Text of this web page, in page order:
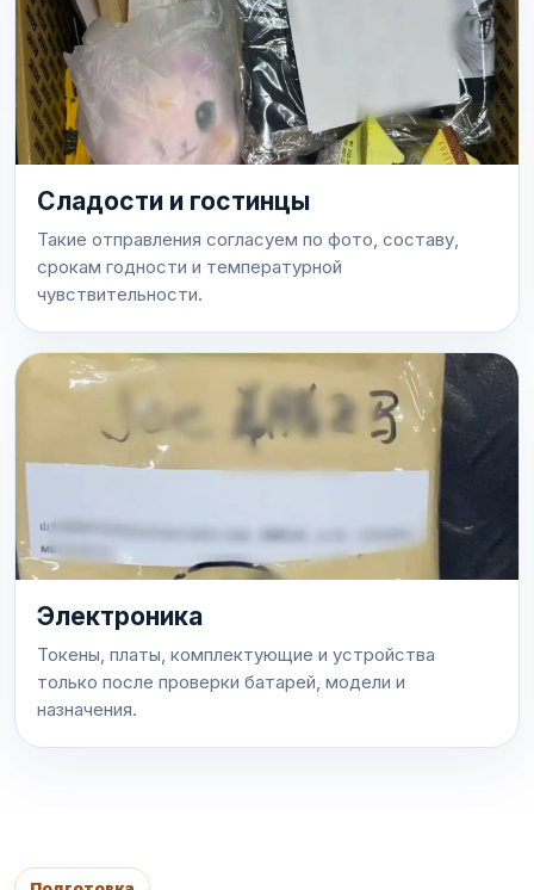
Сладости и гостинцы
Такие отправления согласуем по фото, составу,
срокам годности и температурной
чувствительности.
Электроника
Токены, платы, комплектующие и устройства
только после проверки батарей, модели и
назначения.